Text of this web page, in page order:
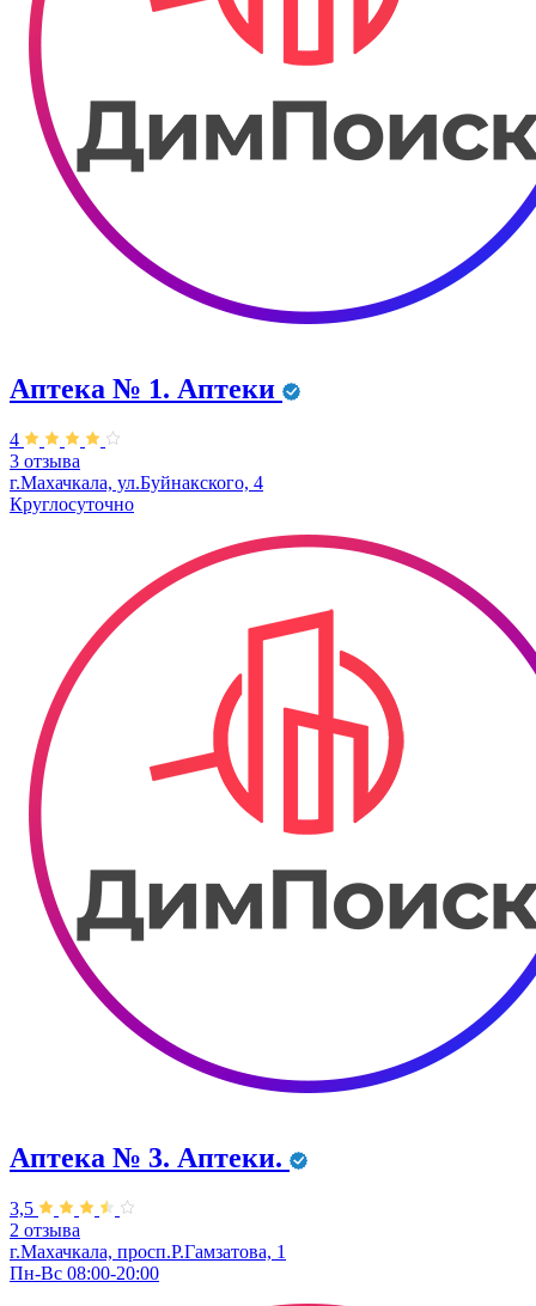
Аптека № 1. Аптеки
4
3 отзыва
г.Махачкала, ул.Буйнакского, 4
Круглосуточно
Аптека № 3. Аптеки.
3,5
2 отзыва
г.Махачкала, просп.Р.Гамзатова, 1
Пн-Вс 08:00-20:00